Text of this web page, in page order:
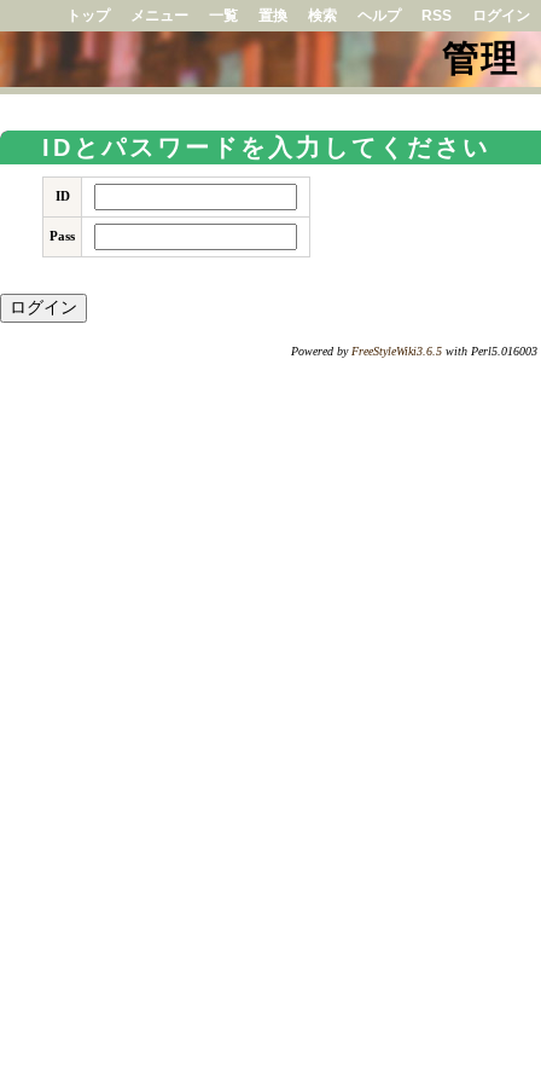
トップ メニュー 一覧 置換 検索 ヘルプ RSS ログイン
管理
IDとパスワードを入力してください
ID
Pass
Powered by FreeStyleWiki3.6.5 with Perl5.016003